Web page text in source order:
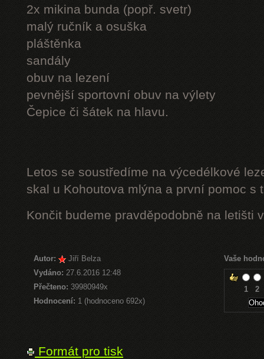
2x mikina bunda (popř. svetr)
malý ručník a osuška
pláštěnka
sandály
obuv na lezení
pevnější sportovní obuv na výlety
Čepice či šátek na hlavu.
Letos se soustředíme na výcedélkové
skal u Kohoutova mlýna a první pomoc s
Končit budeme pravděpodobně na letišti
Autor:
Jiří Belza
Vydáno: 27.6.2016 12:48
Přečteno:39980949x
Hodnocení: 1 (hodnoceno 692x)
Vaše
1 2
Formát pro tisk